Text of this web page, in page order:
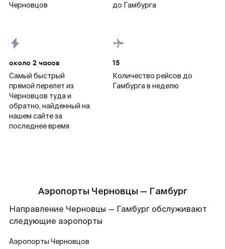
Черновцов
до Гамбурга
около 2 часов
Самый быстрый
прямой перелет из
Черновцов туда и
обратно, найденный на
нашем сайте за
последнее время
15
Количество рейсов до
Гамбурга в неделю
Аэропорты Черновцы — Гамбург
Направление Черновцы — Гамбург обслуживают
следующие аэропорты
Аэропорты Черновцов